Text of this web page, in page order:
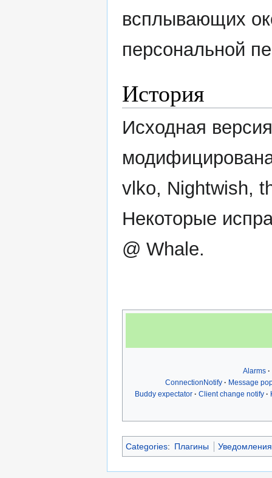
всплывающих
персональной
История
Исходная
vlko, Nightwish,
Некоторые
@ Whale.
Alarms
ConnectionNotify
Message
Buddy expectator
Client change notify
Categories: Плагины Уведомления